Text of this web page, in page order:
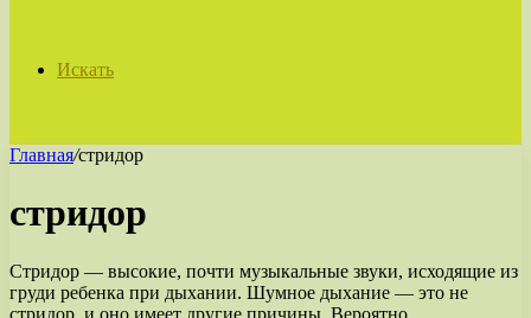
Искать
Главная/стридор
стридор
Стридор — высокие, почти музыкальные звуки, исходящие из
груди ребенка при дыхании. Шумное дыхание — это не
стридор, и оно имеет другие причины. Вероятно,